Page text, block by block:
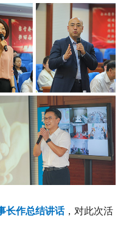
长作总结讲话，对此次活